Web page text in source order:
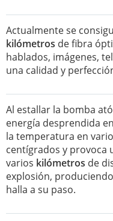
Actualmente se
kilómetros de fibra
hablados, imágenes,
una calidad y
Al estallar la bomba
energía desprendida
la temperatura en
centígrados y provoca
varios kilómetros de
explosión,
halla a su paso.